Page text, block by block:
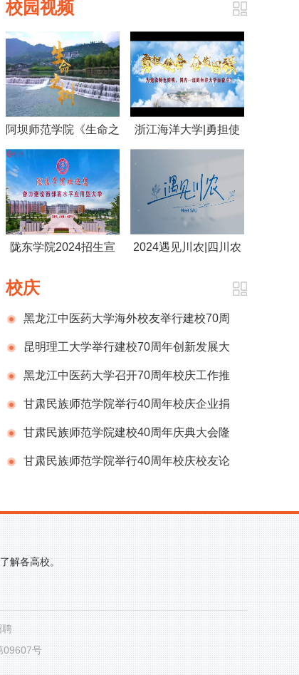
校园视频
阿坝师范学院《生命之
树》
浙江海洋大学|勇担使
色鲜明，国内一流的海
洋大学而奋斗！
陇东学院2024招生宣 2024遇见川农|四川农
校庆
黑龙江中医药大学海外校友举行建校70周
年庆祝活动
昆明理工大学举行建校70周年创新发展大
会 黑龙江中医药大学召开70周年校庆工作推
进会议甘肃民族师范学院举行40周年校庆企业捐
赠仪式甘肃民族师范学院建校40周年庆典大会隆
重举行甘肃民族师范学院举行40周年校庆校友论
解各高校。
聘
09607号